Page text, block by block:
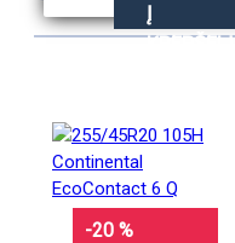
Į
KREPŠELĮ
-20 %